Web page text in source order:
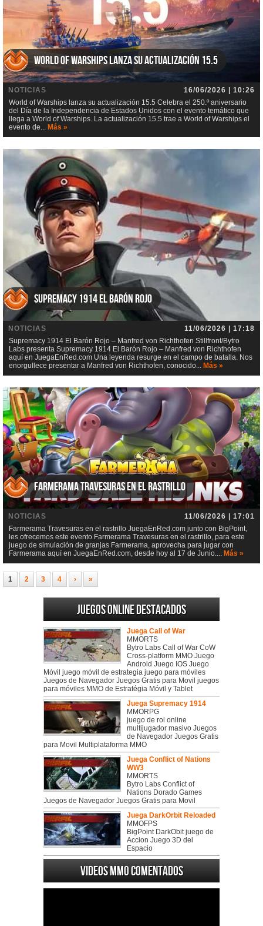
World of Warships lanza su actualización 15.5
NOTICIAS
16/06/2026 | 10:26
World of Warships lanza su actualización 15.5 Celebra el 250.º aniversario
del Día de la Independencia de Estados Unidos con el evento temático que
llega a World of Warships. La actualización 15.5 trae a World of Warships el
evento de... Más »
Supremacy 1914 El Barón Rojo
NOTICIAS
11/06/2026 | 17:18
Supremacy 1914 El Barón Rojo – Manfred von Richthofen Stillfront/Bytro
Labs presenta Supremacy 1914 El Barón Rojo – Manfred von Richthofen
aquí en JuegaEnRed.com Una leyenda resurge en el campo de batalla. Nos
enorgullece presentar a Manfred von Richthofen, conocido... Más »
Farmerama Travesuras en el rastrillo
NOTICIAS
11/06/2026 | 17:01
Farmerama Travesuras en el rastrillo JuegaEnRed.com junto con BigPoint,
les ofrecemos este evento Farmerama Travesuras en el rastrillo, para este
juego de simulación de granjas Farmerama, aprovecha para jugar con
Farmerama aquí en JuegaEnRed.com, desde hoy al 17 de Junio.... Más »
1 2 3 4 › »
Juegos online destacados
Juega Call of War
MMORTS
Bytro Labs Call of War CoW
Cross-platform MMO Juego
Android Juego IOS Juego
Móvil juego móvil de estrategia juego para móviles
Juegos de Navegador Juegos Gratis para Movil juegos
para móviles MMO de Estratégia Móvil y Tablet
Juega Supremacy 1914
MMORPG
juego de rol online
multijugador masivo Juegos
de Navegador Juegos Gratis
para Movil Multiplataforma MMO
Juega Conflict of Nations
WW3
MMORTS
Bytro Labs Conflict of
Nations Dorado Games
Juegos de Navegador Juegos Gratis para Movil
Juega DarkOrbit Reloaded
MMOFPS
BigPoint DarkObit juego de
Accion Juego 3D del
Espacio
Videos MMO Comentados